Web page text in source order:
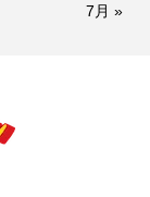
7月 »